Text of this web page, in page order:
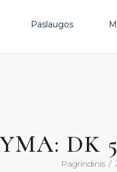
Paslaugos
DK
Pagrindinis